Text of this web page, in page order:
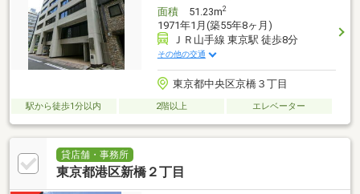
面積51.23m2
1971年1月(築55年8ヶ月)
ＪＲ山手線 東京駅 徒歩8分
その他の交通
東京都中央区京橋３丁目
駅から徒歩1分以内 2階以上 エレベーター
貸店舗・事務所
東京都港区新橋２丁目